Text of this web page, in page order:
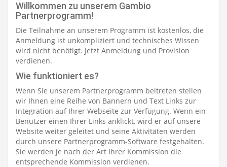
Willkommen zu unserem Gambio
Partnerprogramm!
Die Teilnahme an unserem Programm ist kostenlos, die
Anmeldung ist unkompliziert und technisches Wissen
wird nicht benötigt. Jetzt Anmeldung und Provision
verdienen.
Wie funktioniert es?
Wenn Sie unserem Partnerprogramm beitreten stellen
wir Ihnen eine Reihe von Bannern und Text Links zur
Integration auf Ihrer Webseite zur Verfügung. Wenn ein
Benutzer einen Ihrer Links anklickt, wird er auf unsere
Website weiter geleitet und seine Aktivitäten werden
durch unsere Partnerprogramm-Software festgehalten.
Sie werden je nach der Art Ihrer Kommission die
entsprechende Kommission verdienen.